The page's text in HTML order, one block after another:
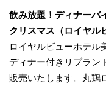
飲み放題！ディナー
クリスマス（ロイヤル
ロイヤルビューホテル
ディナー付きリブラン
販売いたします。丸鶏